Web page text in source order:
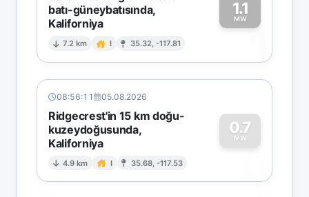
batı-güneybatısında,
Kaliforniya
7.2 km I 35.32, -117.81
1.1
MW
1
08:56:11 05.08.2026
Ridgecrest'in 15 km doğu-
kuzeydoğusunda,
Kaliforniya
4.9 km I 35.68, -117.53
0.7
MW
0